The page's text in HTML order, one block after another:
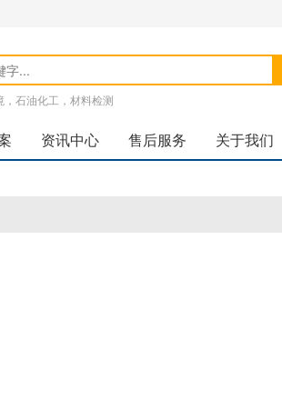
石油化工，材料检测
资讯中心 售后服务 关于我们